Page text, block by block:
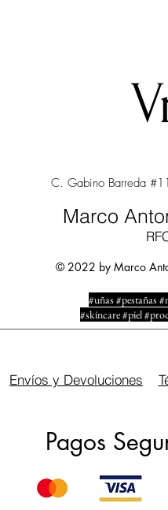
C. Gabino Barreda
Marco
© 2022 by Marco
#uñas #pestañas
#skincare #piel
Envíos y Devoluciones
Pagos